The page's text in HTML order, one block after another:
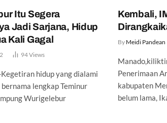
Itu Segera
Jadi Sarjana, Hidup
Kali Gagal
94Views
hidup yang dialami
lengkap Teminur
Wurigelebur
Kembali,
By Meidi Pandean
Penerimaan
kabupaten
belum lama,